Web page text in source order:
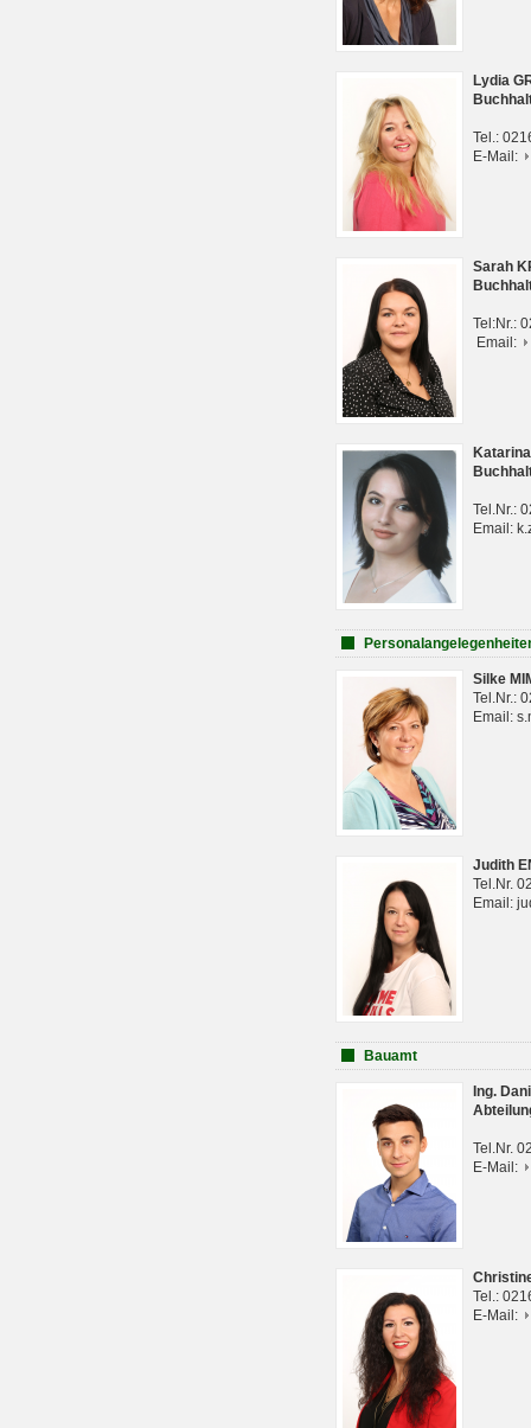
Lydia
Tel.:
E-Mail:
Sarah
Tel:Nr.:
Email:
Tel.Nr.:
Email:
Silke
Tel.Nr.:
Email:
Judith
Tel.Nr.
Email:
Bauamt
Ing.
Tel.Nr.
E-Mail:
Tel.:
E-Mail: